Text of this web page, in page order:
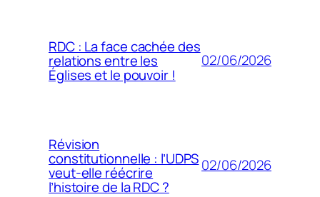
RDC : La face cachée des
relations entre les
Églises et le pouvoir !
02/06/2026
Révision
constitutionnelle : l’UDPS
veut-elle réécrire
l’histoire de la RDC ?
02/06/2026